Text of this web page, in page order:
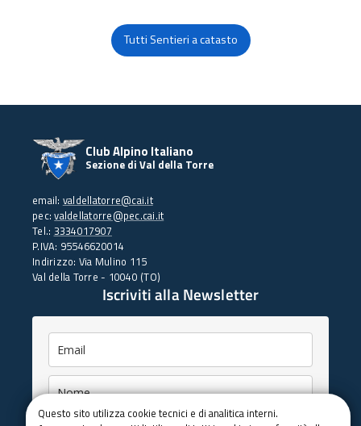
Tutti Sentieri a catasto
Club Alpino Italiano
Sezione di Val della Torre
email: valdellatorre@cai.it
pec:valdellatorre@pec.cai.it
Tel.: 3334017907
P.IVA: 95546620014
Indirizzo: Via Mulino 115
Val della Torre - 10040 (TO)
Iscrivitialla Newsletter
Questo sito utilizza cookie tecnici e di analitica interni.